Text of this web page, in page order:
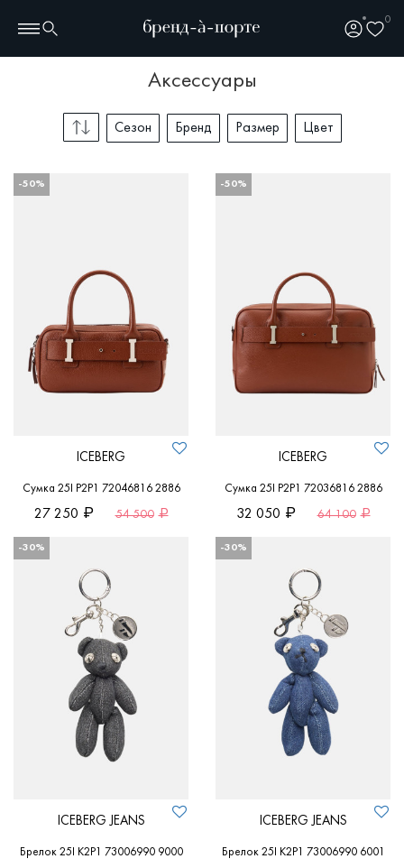
0
аксессуары
Сезон Бренд Размер Цвет
-50%
ICEBERG
Сумка 25I P2P1 72046816 2886
27 250 54 500
-50%
ICEBERG
Сумка 25I P2P1 72036816 2886
32 050 64 100
-30%
ICEBERG JEANS
Брелок 25I K2P1 73006990 9000
-30%
ICEBERG JEANS
Брелок 25I K2P1 73006990 6001